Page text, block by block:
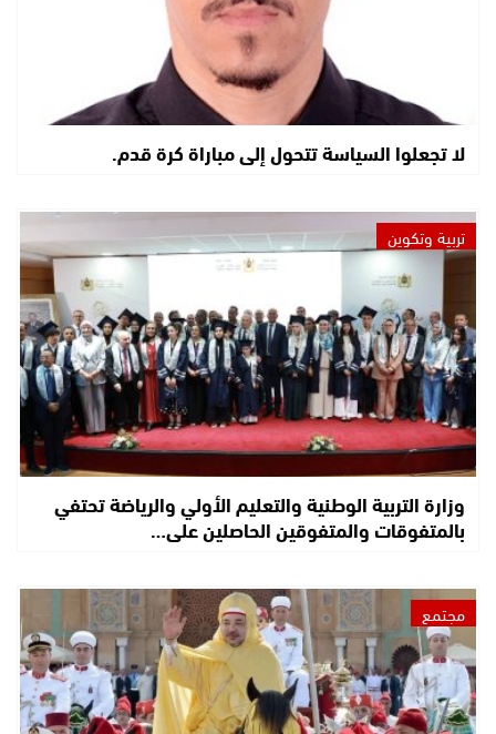
لا تجعلوا السياسة تتحول إلى مباراة كرة قدم.
تربية وتكوين
وزارة التربية الوطنية والتعليم الأولي والرياضة تحتفي
بالمتفوقات والمتفوقين الحاصلين على…
مجتمع